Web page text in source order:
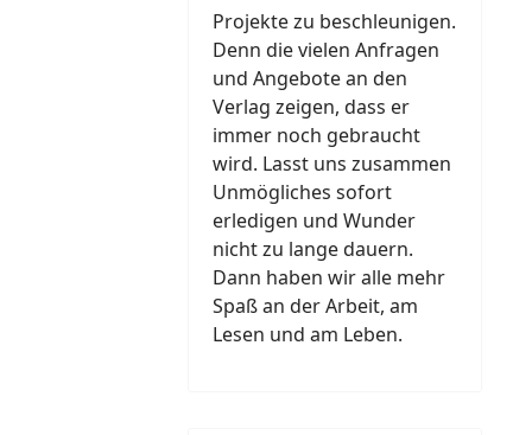
Projekte zu beschleunigen.
Denn die vielen Anfragen
und Angebote an den
Verlag zeigen, dass er
immer noch gebraucht
wird. Lasst uns zusammen
Unmögliches sofort
erledigen und Wunder
nicht zu lange dauern.
Dann haben wir alle mehr
Spaß an der Arbeit, am
Lesen und am Leben.